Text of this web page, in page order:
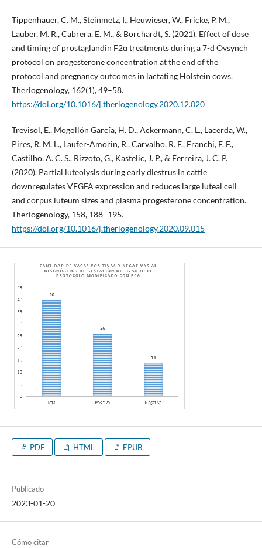
Tippenhauer, C. M., Steinmetz, I., Heuwieser, W., Fricke, P. M.,
Lauber, M. R., Cabrera, E. M., & Borchardt, S. (2021). Effect of dose
and timing of prostaglandin F2α treatments during a 7-d Ovsynch
protocol on progesterone concentration at the end of the
protocol and pregnancy outcomes in lactating Holstein cows.
Theriogenology, 162(1), 49–58.
https://doi.org/10.1016/j.theriogenology.2020.12.020
Trevisol, E., Mogollón García, H. D., Ackermann, C. L., Lacerda, W.,
Pires, R. M. L., Laufer-Amorin, R., Carvalho, R. F., Franchi, F. F.,
Castilho, A. C. S., Rizzoto, G., Kastelic, J. P., & Ferreira, J. C. P.
(2020). Partial luteolysis during early diestrus in cattle
downregulates VEGFA expression and reduces large luteal cell
and corpus luteum sizes and plasma progesterone concentration.
Theriogenology, 158, 188–195.
https://doi.org/10.1016/j.theriogenology.2020.09.015
PDF HTML EPUB
Publicado
2023-01-20
Cómo citar